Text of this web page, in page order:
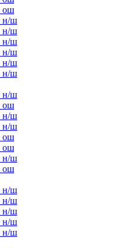
ош
н/ш
н/ш
н/ш
н/ш
н/ш
н/ш
н/ш
ош
н/ш
н/ш
ош
ош
н/ш
ош
н/ш
н/ш
н/ш
н/ш
н/ш